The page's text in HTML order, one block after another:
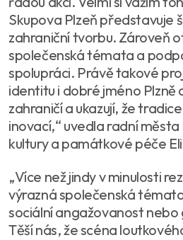
Skupova Plzeň představuje
zahraniční tvorbu. Zároveň
společenská témata a
spolupráci. Právě takové
identitu i dobré jméno Plzně
zahraničí a ukazují, že
inovací,“ uvedla radní
kultury a památkové péče
„Více než jindy v minulosti
výrazná společenská
sociální angažovanost
Těší nás, že scéna